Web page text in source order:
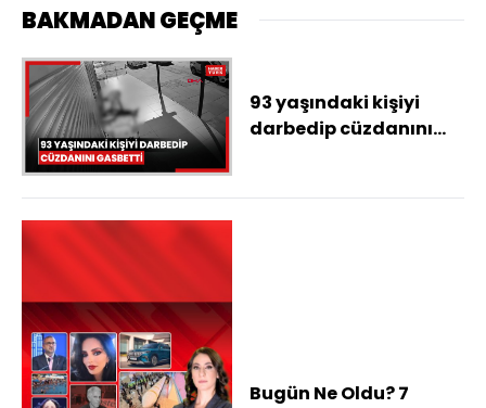
BAKMADAN GEÇME
93 yaşındaki kişiyi
darbedip cüzdanını
Bugün Ne Oldu? 7